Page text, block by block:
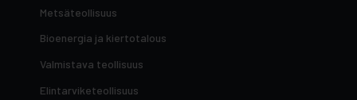
Metsäteollisuus
Bioenergia ja kiertotalous
Valmistava teollisuus
Elintarviketeollisuus